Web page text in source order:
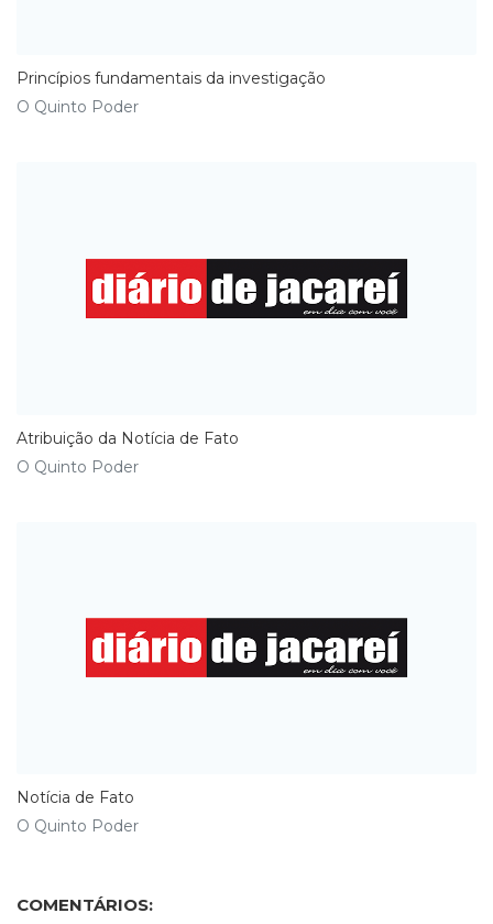
Princípios fundamentais da investigação
O Quinto Poder
​Atribuição da Notícia de Fato
O Quinto Poder
Notícia de Fato
O Quinto Poder
COMENTÁRIOS: